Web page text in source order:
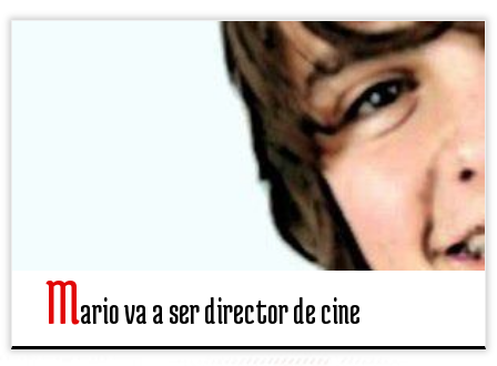
Mario va a ser director de cine